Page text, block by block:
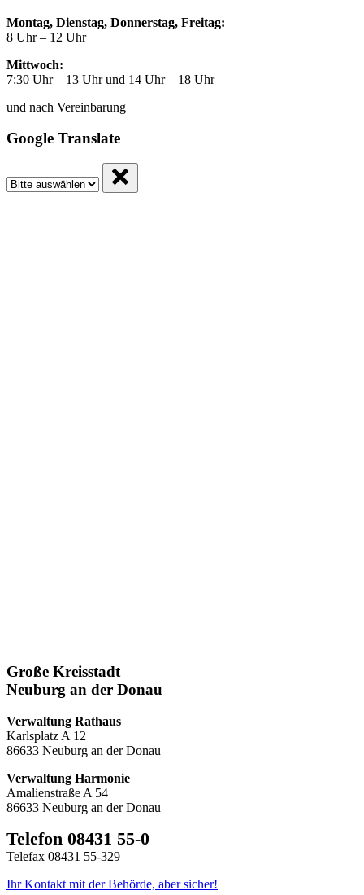
Montag, Dienstag, Donnerstag, Freitag:
8 Uhr – 12 Uhr
Mittwoch:
7:30 Uhr – 13 Uhr und 14 Uhr – 18 Uhr
und nach Vereinbarung
Google Translate
Große Kreisstadt
Neuburg an der Donau
Verwaltung Rathaus
Karlsplatz A 12
86633 Neuburg an der Donau
Verwaltung Harmonie
Amalienstraße A 54
86633 Neuburg an der Donau
Telefon 08431 55-0
Telefax 08431 55-329
Ihr Kontakt mit der Behörde, aber sicher!